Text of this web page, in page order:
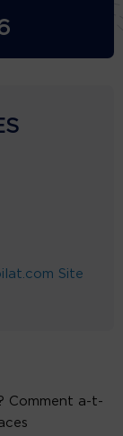
Site
Comment a-t-